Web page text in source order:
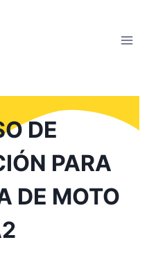
DE
PARA
DE MOTO